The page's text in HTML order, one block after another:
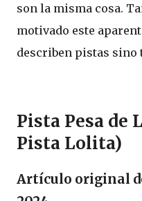
son la misma cosa.
motivado este
describen pistas sino
Pista Pesa de
Pista Lolita)
Artículo original